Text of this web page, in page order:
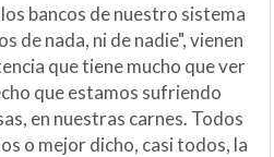
bancos de nuestro sistema
de nada, ni de nadie", vienen
que tiene mucho que ver
que estamos sufriendo
en nuestras carnes. Todos
o mejor dicho, casi todos, la